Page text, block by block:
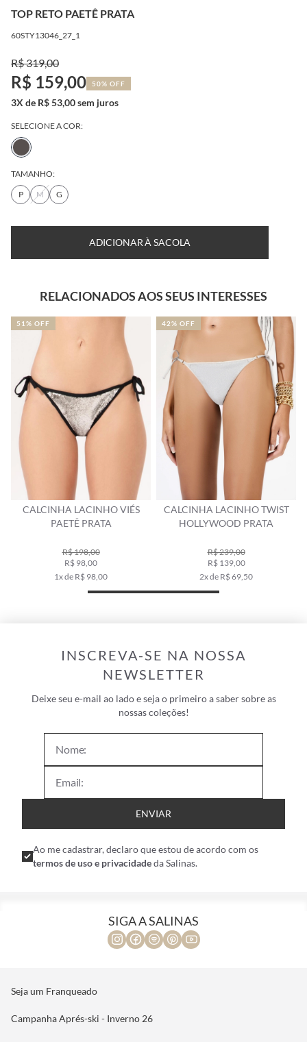
TOP RETO PAETÊ PRATA
60STY13046_27_1
R$ 319,00
R$ 159,00 50% OFF
3X de R$ 53,00 sem juros
SELECIONE A COR:
TAMANHO:
P
M G
ADICIONAR À SACOLA
RELACIONADOS AOS SEUS INTERESSES
CALCINHA LACINHO VIÉS
PAETÊ PRATA
R$ 198,00
R$ 98,00
1x de R$ 98,00
51% OFF
CALCINHA LACINHO TWIST
HOLLYWOOD PRATA
R$ 239,00
R$ 139,00
2x de R$ 69,50
42% OFF
INSCREVA-SE NA NOSSA
NEWSLETTER
Deixe seu e-mail ao lado e seja o primeiro a saber sobre as
nossas coleções!
ENVIAR
Ao me cadastrar, declaro que estou de acordo com os
termos de uso e privacidadeda Salinas.
SIGA A SALINAS
Seja um Franqueado
Campanha Aprés-ski - Inverno 26